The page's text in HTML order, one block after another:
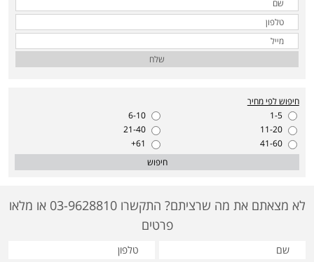
שלח
חיפוש לפי מחיר
1-5
6-10
11-20
21-40
41-60
61+
חיפוש
לא מצאתם את מה שרציתם? התקשרו 03-9628810 או מלאו
פרטים